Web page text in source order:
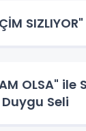
SIZLIYOR"
OLSA" ile
Seli